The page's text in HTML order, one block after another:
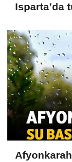
Isparta’da